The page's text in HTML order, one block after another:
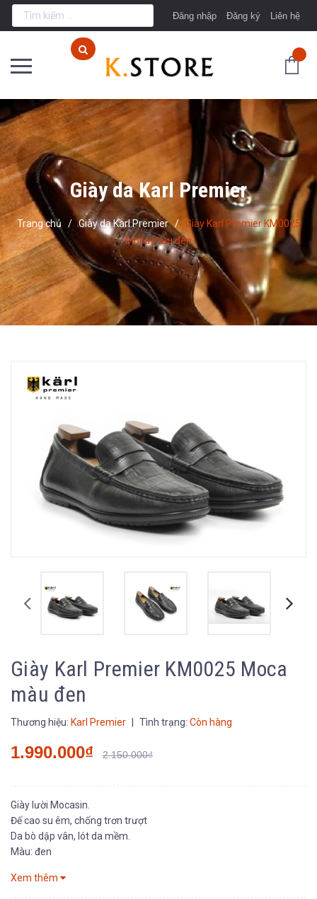
Đăng nhập Đăng ký Liên hệ
Giày da Karl Premier
Trang chủ / Giày da Karl Premier / Giày Karl Premier KM0025
Moca màu đen
Giày Karl Premier KM0025 Moca
màu đen
Thương hiệu: Karl Premier Tình trạng: Còn hàng
1.990.000₫ 2.150.000₫
Giày lười Mocasin.
Đế cao su êm, chống trơn trượt
Da bò dập vân, lót da mềm.
Màu: đen
Xem thêm